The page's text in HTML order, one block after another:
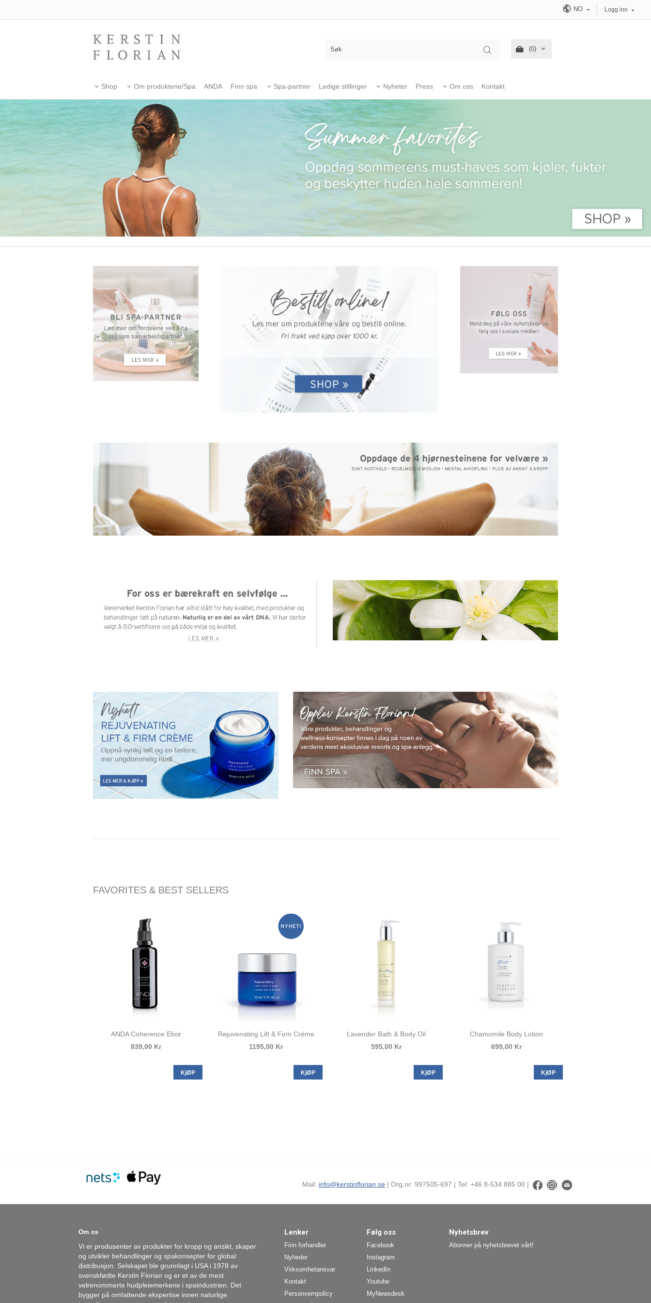
NO Logg inn
(0)
Shop Om produktene/Spa ANDA Finn spa Spa-partner Ledige stillinger Nyheter Press Om oss Kontakt
FAVORITES & BEST SELLERS
ANDA Coherence Elixir
839,00 Kr
KjØP
Rejuvenating Lift & Firm Crème
1195,00 Kr
KjØP
Lavender Bath & Body Oil
595,00 Kr
KjØP
Chamomile Body Lotion
699,00 Kr
KjØP
Mail: info@kerstinflorian.se | Org.nr: 997505-697 | Tel: +46 8-534 885 00 |
Om os
Vi er produsenter av produkter for kropp og ansikt, skaper
og utvikler behandlinger og spakonsepter for global
distribusjon. Selskapet ble grunnlagt i USA i 1978 av
svenskfødte Kerstin Florian og er et av de mest
velrenommerte hudpleiemerkene i spaindustrien. Det
bygger på omfattende ekspertise innen naturlige
Lenker
Finn forhandler
Nyheder
Virksomhetansvar
Kontakt
Personvernpolicy
Følg oss
Facebook
Instagram
LinkedIn
Youtube
MyNewsdesk
Nyhetsbrev
Abonner på nyhetsbrevet vårt!